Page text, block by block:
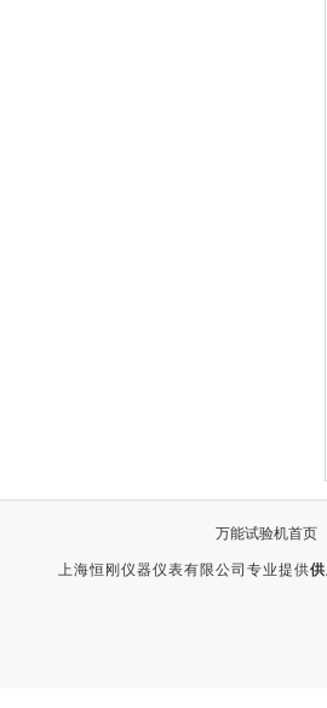
万能试验机首页
上海恒刚仪器仪表有限公司专业提供